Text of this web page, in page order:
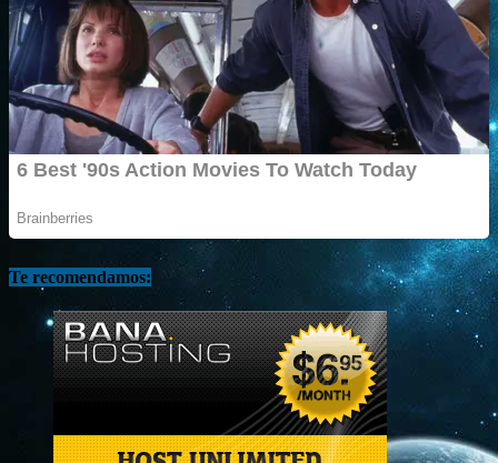
Te recomendamos: